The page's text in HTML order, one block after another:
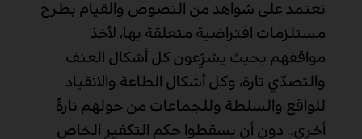
تعتمد على شواهد من النصوص والقيام بطرح
مستلزمات افتراضية متعلقة بها، لأخذ
مواقفهم بحيث يشرِّعون كل أشكال العنف
والتصدّي تارة، وكل أشكال الطاعة والانقياد
للواقع والسلطة وللجماعات من حولهم تارةً
أخرى.. دون أن يسقطوا حكم التكفير الخاص